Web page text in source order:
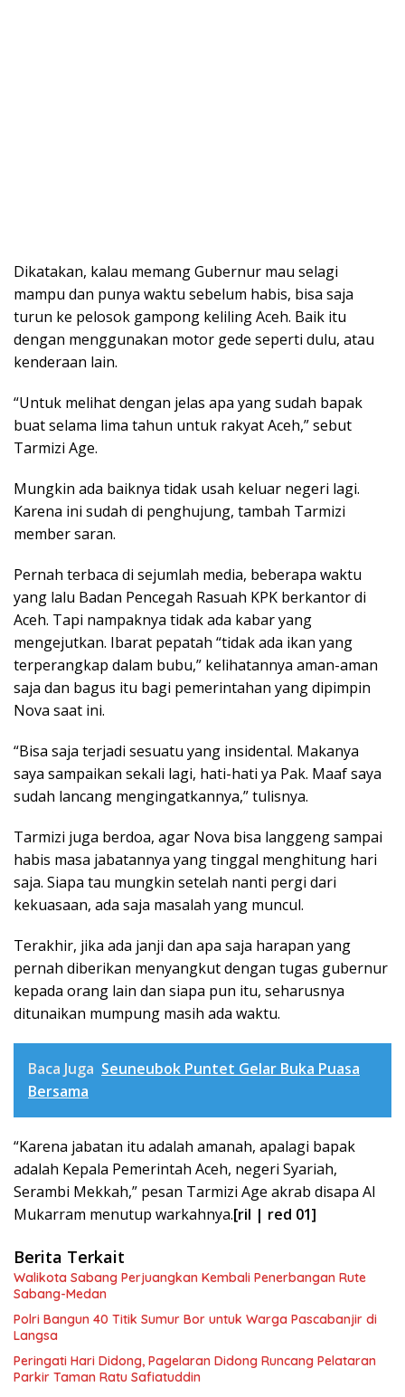
Dikatakan, kalau memang Gubernur mau selagi
mampu dan punya waktu sebelum habis, bisa saja
turun ke pelosok gampong keliling Aceh. Baik itu
dengan menggunakan motor gede seperti dulu, atau
kenderaan lain.
“Untuk melihat dengan jelas apa yang sudah bapak
buat selama lima tahun untuk rakyat Aceh,” sebut
Tarmizi Age.
Mungkin ada baiknya tidak usah keluar negeri lagi.
Karena ini sudah di penghujung, tambah Tarmizi
member saran.
Pernah terbaca di sejumlah media, beberapa waktu
yang lalu Badan Pencegah Rasuah KPK berkantor di
Aceh. Tapi nampaknya tidak ada kabar yang
mengejutkan. Ibarat pepatah “tidak ada ikan yang
terperangkap dalam bubu,” kelihatannya aman-aman
saja dan bagus itu bagi pemerintahan yang dipimpin
Nova saat ini.
“Bisa saja terjadi sesuatu yang insidental. Makanya
saya sampaikan sekali lagi, hati-hati ya Pak. Maaf saya
sudah lancang mengingatkannya,” tulisnya.
Tarmizi juga berdoa, agar Nova bisa langgeng sampai
habis masa jabatannya yang tinggal menghitung hari
saja. Siapa tau mungkin setelah nanti pergi dari
kekuasaan, ada saja masalah yang muncul.
Terakhir, jika ada janji dan apa saja harapan yang
pernah diberikan menyangkut dengan tugas gubernur
kepada orang lain dan siapa pun itu, seharusnya
ditunaikan mumpung masih ada waktu.
Baca Juga Seuneubok Puntet Gelar Buka Puasa
Bersama
“Karena jabatan itu adalah amanah, apalagi bapak
adalah Kepala Pemerintah Aceh, negeri Syariah,
Serambi Mekkah,” pesan Tarmizi Age akrab disapa Al
Mukarram menutup warkahnya.[ril | red 01]
Berita Terkait
Walikota Sabang Perjuangkan Kembali Penerbangan Rute
Sabang-Medan
Polri Bangun 40 Titik Sumur Bor untuk Warga Pascabanjir di
Langsa
Peringati Hari Didong, Pagelaran Didong Runcang Pelataran
Parkir Taman Ratu Safiatuddin